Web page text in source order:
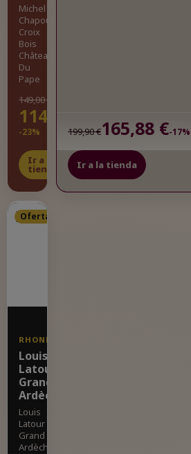
Michel
Chapoutier
Croix
Bois
Châteauneuf
Du
Pape
149,00 €
114,98 €
-23%
Ir a la
tienda
199,90 €165,88 €-17%
Ir a la tienda
Oferta
RHONE
Louis
Latour
Grand
Ardèche
Louis
Latour
Grand
Ardèche